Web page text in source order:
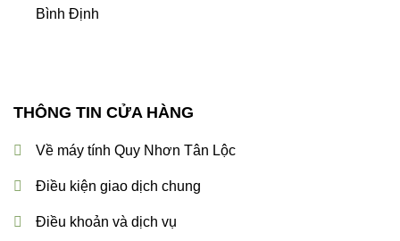
Bình Định
THÔNG TIN CỬA HÀNG
Về máy tính Quy Nhơn Tân Lộc
Điều kiện giao dịch chung
Điều khoản và dịch vụ